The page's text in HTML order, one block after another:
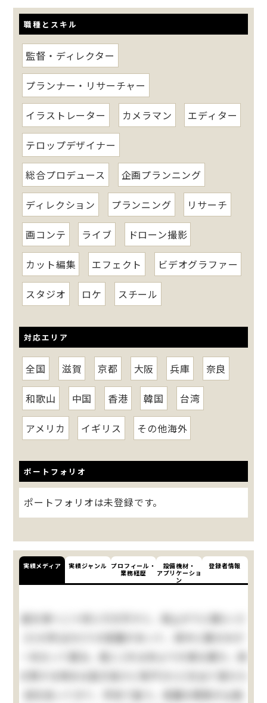
職種とスキル
監督・ディレクター
プランナー・リサーチャー
イラストレーター カメラマン エディター
テロップデザイナー
総合プロデュース 企画プランニング
ディレクション プランニング リサーチ
画コンテ ライブ ドローン撮影
カット編集 エフェクト ビデオグラファー
スタジオ ロケ スチール
対応エリア
全国 滋賀 京都 大阪 兵庫 奈良
和歌山 中国 香港 韓国 台湾
アメリカ イギリス その他海外
ポートフォリオ
ポートフォリオは未登録です。
実績メディア 実績ジャンル プロフィール・
業務経歴
設備機材・
アプリケーショ
ン
登録者情報
庭を東へ二十歩に行き尽すと、南上がりに聊(いさ
さ)か許(ばか)りの菜園があって、真中に栗の木が
一本立って居る。是(こ)れは命より大事な栗だ。実
の熟する時分は起き抜けに脊戸(せど)を出て落ちた
奴を拾ってきて、学校で食う。菜園の西側が山城